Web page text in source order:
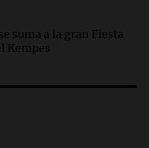
“Un 35,5% de
fue a templos a
kitesurfista en
suma a la gran Fiesta
Kempes